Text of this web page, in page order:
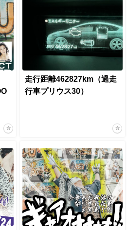
走行距離462827km（過走
行車プリウス30）